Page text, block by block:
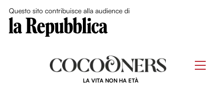
Questo sito contribuisce alla audience di
LA VITA NON HA ETÀ